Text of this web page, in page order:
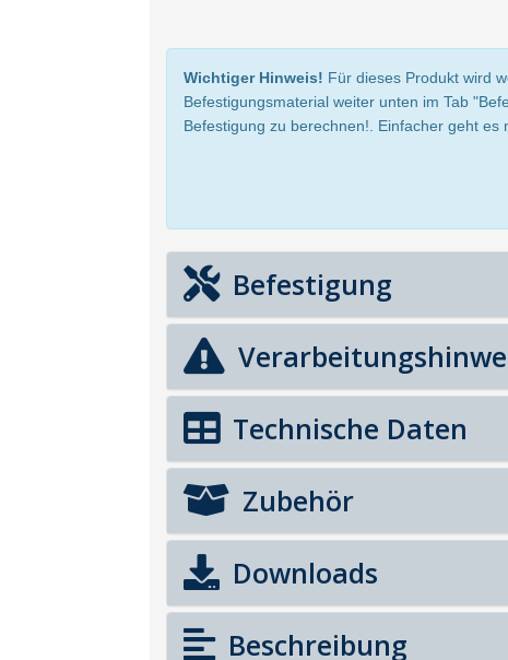
Wichtiger Hinweis! Für dieses Produkt wird
Befestigungsmaterial weiter unten im Tab
Befestigung zu berechnen!. Einfacher geht es
Befestigung
Technische Daten
Zubehör
Downloads
Beschreibung